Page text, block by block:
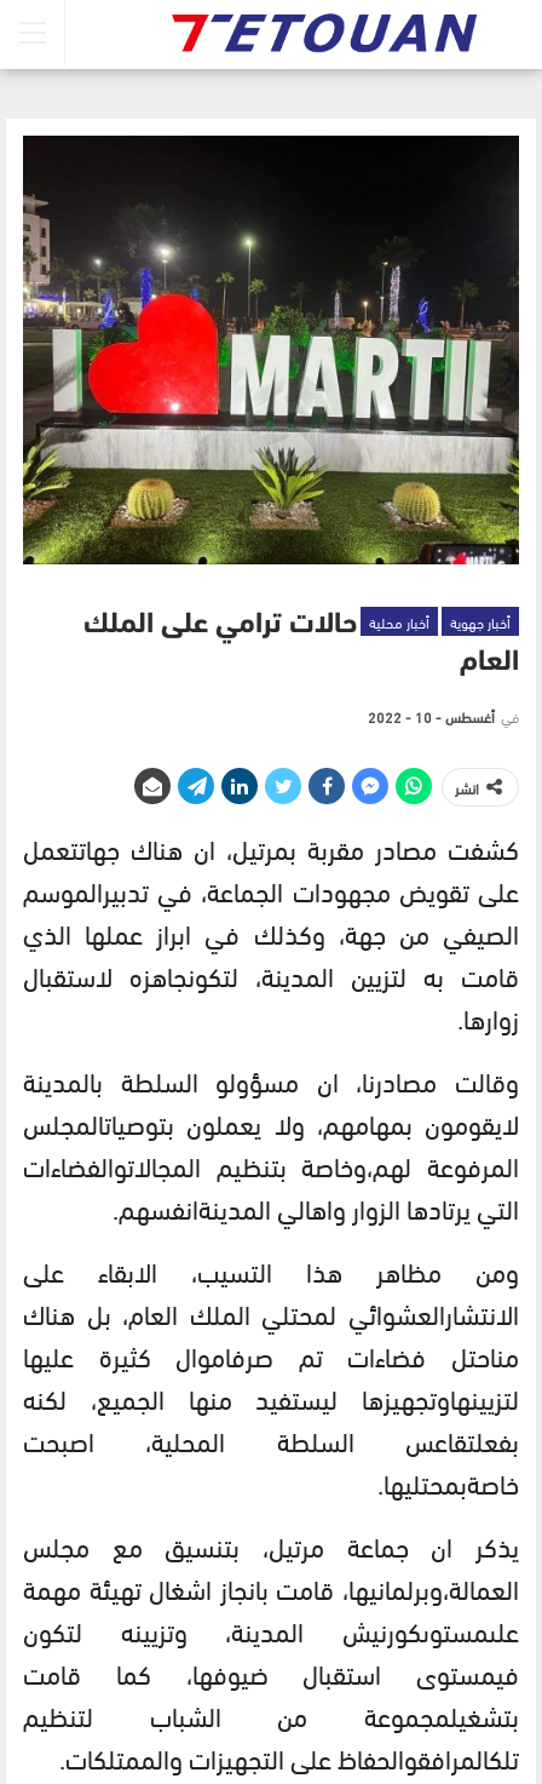
أخبار جهوية أخبار محلية حالات ترامي على الملك
العام
في أغسطس - 10 - 2022
انشر
كشفت مصادر مقربة بمرتيل، ان هناك جهاتتعمل
علىتقويض مجهودات الجماعة، فيتدبيرالموسم
الصيفي من جهة، وكذلك في ابراز عملها الذي
قامت به لتزيين المدينة، لتكونجاهزه لاستقبال
زوارها.
وقالت مصادرنا، ان مسؤولو السلطة بالمدينة
لايقومون بمهامهم، ولا يعملون بتوصياتالمجلس
المرفوعة لهم،وخاصة بتنظيم المجالاتوالفضاءات
التييرتادهاالزوارواهاليالمدينةانفسهم.
ومن
مظاهر هذا التسيب، الابقاء
على
الانتشارالعشوائي لمحتلي الملك العام، بل هناك
مناحتل فضاءات تم صرفاموال كثيرة عليها
لتزيينهاوتجهيزها ليستفيد منها الجميع، لكنه
بفعلتقاعس السلطة المحلية،
اصبحت
خاصةبمحتليها.
يذكر ان جماعة مرتيل، بتنسيق مع مجلس
العمالة،وبرلمانيها، قامتبانجاز اشغالتهيئةمهمة
علىمستوىكورنيش المدينة، وتزيينه
لتكون
فيمستوى استقبال ضيوفها، كما
قامت
بتشغيلمجموعة من الشباب
لتنظيم
تلكالمرافقوالحفاظعلىالتجهيزاتوالممتلكات.